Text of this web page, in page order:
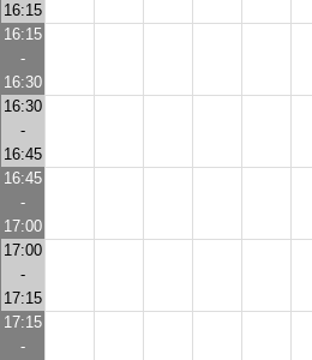
16:15
16:15
-
16:30
16:30
-
16:45
16:45
-
17:00
17:00
-
17:15
17:15
-